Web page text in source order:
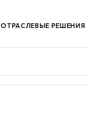
ОТРАСЛЕВЫЕ РЕШЕНИЯ